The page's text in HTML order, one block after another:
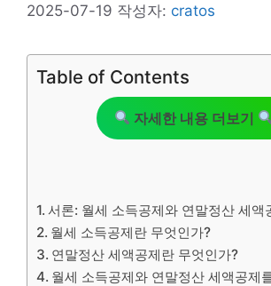
2025-07-19 작성자: cratos
Table of Contents
자세한 내용 더보기
서론: 월세 소득공제와 연말정산 세액
월세 소득공제란 무엇인가?
연말정산 세액공제란 무엇인가?
월세 소득공제와 연말정산 세액공제